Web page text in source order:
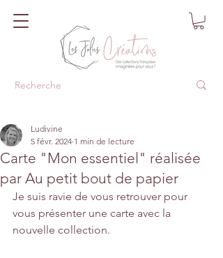
Carte "Mon essentiel" réalisée
par Au petit bout de papier
Ludivine
5 févr. 2024 1 min de lecture
Je suis ravie de vous retrouver pour
vous présenter une carte avec la
nouvelle collection.